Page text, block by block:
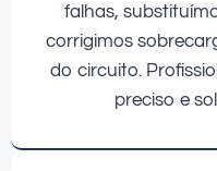
falhas,
corrigimos
do circuito.
preciso e